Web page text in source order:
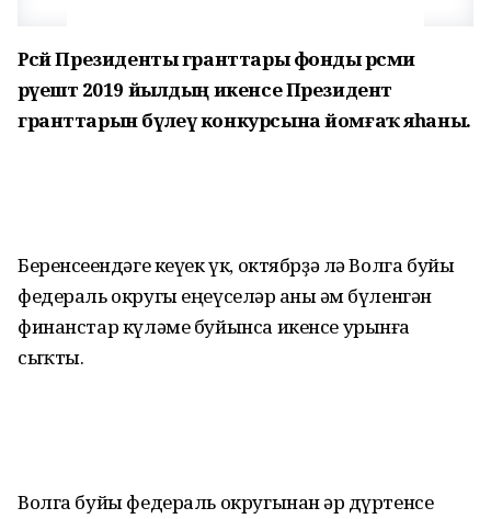
Рәсәй Президенты гранттары фонды рәсми
рәүештә 2019 йылдың икенсе Президент
гранттарын бүлеү конкурсына йомғаҡ яһаны.
Беренсеһендәге кеүек үк, октябрҙә лә Волга буйы
федераль округы еңеүселәр һаны һәм бүленгән
финанстар күләме буйынса икенсе урынға
сыҡты.
Волга буйы федераль округынан һәр дүртенсе